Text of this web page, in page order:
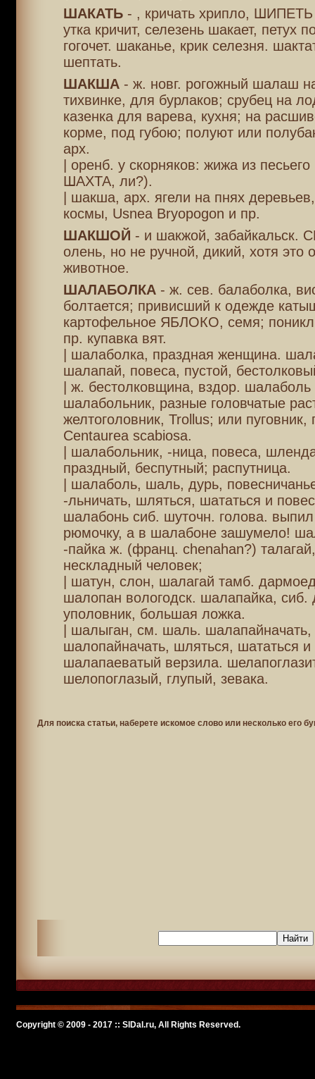
ШАКАТЬ- , кричать хрипло, ШИПЕТЬ
утка кричит, селезень шакает, петух
гогочет. шаканье, крик селезня.
шептать.
ШАКША- ж. новг. рогожный шалаш
тихвинке, для бурлаков; срубец на
казенка для варева, кухня; на
корме, под губою; полуют или
арх.
| оренб. у скорняков: жижа из
ШАХТА, ли?).
| шакша, арх. ягели на пнях
космы, Usnea Bryopogon и пр.
ШАКШОЙ - и шакжой, забайкальск.
олень, но не ручной, дикий, хотя это
животное.
ШАЛАБОЛКА- ж. сев. балаболка,
болтается; привисший к одежде
картофельное ЯБЛОКО, семя;
пр. купавка вят.
| шалаболка, праздная женщина.
шалапай, повеса, пустой,
| ж. бестолковщина, вздор. шалаболь
шалабольник, разные головчатые
желтоголовник, Trollus; или пуговник,
Centaurea scabiosa.
| шалабольник, -ница, повеса,
праздный, беспутный; распутница.
| шалаболь, шаль, дурь,
-льничать, шляться, шататься и
шалабонь сиб. шуточн. голова.
рюмочку, а в шалабоне зашумело!
-пайка ж. (франц. chenahan?)
нескладный человек;
| шатун, слон, шалагай тамб.
шалопан вологодск. шалапайка, сиб.
уполовник, большая ложка.
| шалыган, см. шаль. шалапайначать,
шалопайначать, шляться, шататься и
шалапаеватый верзила.
шелопоглазый, глупый, зевака.
Для поиска статьи, наберете искомое слово или несколько его
Copyright © 2009 - 2017 :: SlDal.ru, All Rights Reserved.